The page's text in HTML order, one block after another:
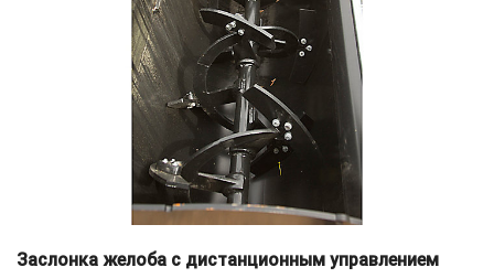
Заслонка желоба с дистанционным управлением